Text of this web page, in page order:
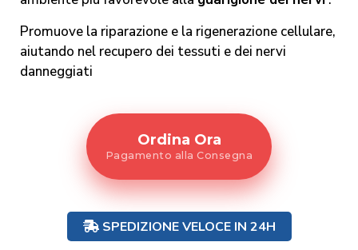
Promuove la riparazione e la rigenerazione cellulare,
aiutando nel recupero dei tessuti e dei nervi
danneggiati
Ordina Ora
Pagamento alla Consegna
SPEDIZIONE VELOCE IN 24H